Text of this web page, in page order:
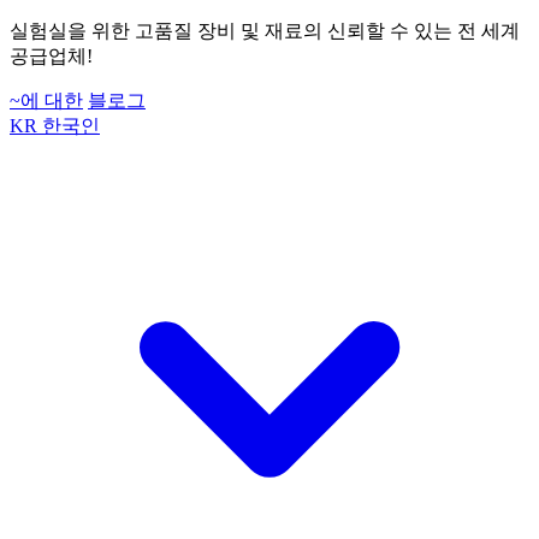
실험실을 위한 고품질 장비 및 재료의 신뢰할 수 있는 전 세계
공급업체!
~에 대한 블로그
KR 한국인